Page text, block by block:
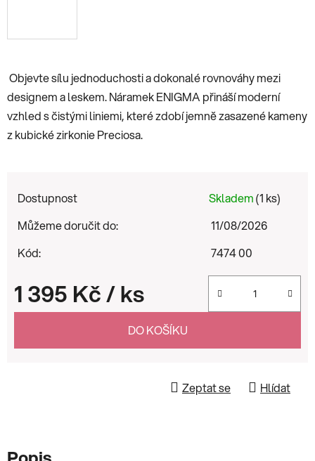
Objevte sílu jednoduchosti a dokonalé rovnováhy mezi
designem a leskem. Náramek ENIGMA přináší moderní
vzhled s čistými liniemi, které zdobí jemně zasazené kameny
z kubické zirkonie Preciosa.
Dostupnost Skladem(1 ks)
Můžeme doručit do:
11/08/2026
Kód:
7474 00
1 395 Kč/ ks
Měrná cena:
DO KOŠÍKU
Zeptat se Hlídat